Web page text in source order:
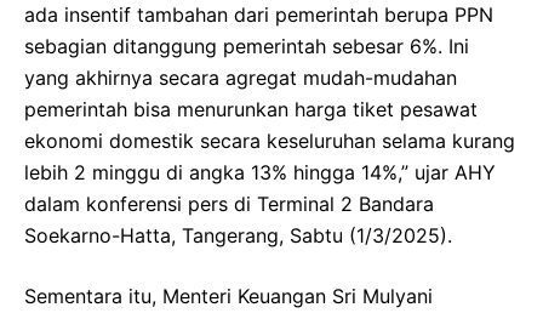
ada insentif tambahan dari pemerintah berupa PPN
sebagian ditanggung pemerintah sebesar 6%. Ini
yang akhirnya secara agregat mudah-mudahan
pemerintah bisa menurunkan harga tiket pesawat
ekonomi domestik secara keseluruhan selama kurang
lebih 2 minggu di angka 13% hingga 14%,” ujar AHY
dalam konferensi pers di Terminal 2 Bandara
Soekarno-Hatta, Tangerang, Sabtu (1/3/2025).
Sementara itu, Menteri Keuangan Sri Mulyani